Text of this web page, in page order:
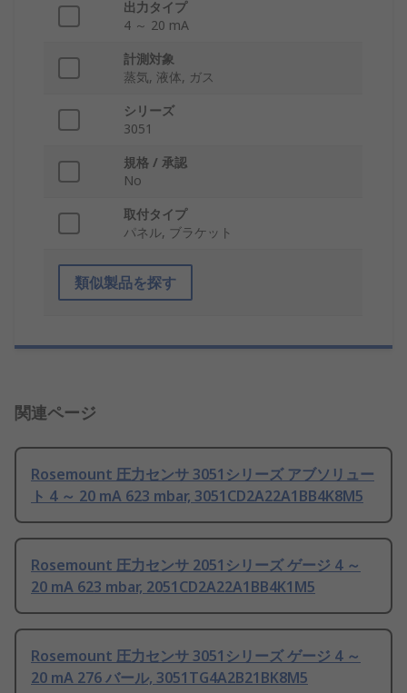
出力タイプ
4 ～ 20 mA
計測対象
蒸気, 液体, ガス
シリーズ
3051
規格 / 承認
No
取付タイプ
パネル, ブラケット
類似製品を探す
関連ページ
Rosemount 圧力センサ 3051シリーズ アブソリュー
ト 4 ～ 20 mA 623 mbar, 3051CD2A22A1BB4K8M5
Rosemount 圧力センサ 2051シリーズ ゲージ 4 ～
20 mA 623 mbar, 2051CD2A22A1BB4K1M5
Rosemount 圧力センサ 3051シリーズ ゲージ 4 ～
20 mA 276 バール, 3051TG4A2B21BK8M5